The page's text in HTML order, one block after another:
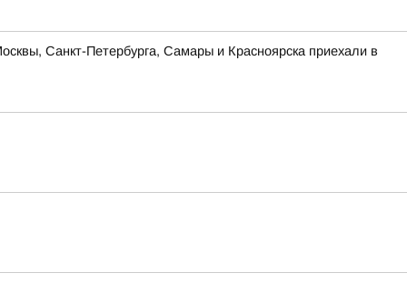
Санкт-Петербурга, Самары и Красноярска приехали в